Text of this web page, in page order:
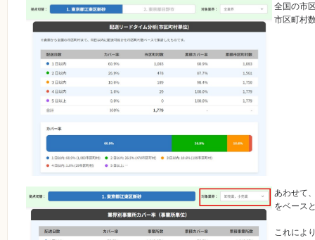
全国の市
市区町村
あわせて
をベース
これによ